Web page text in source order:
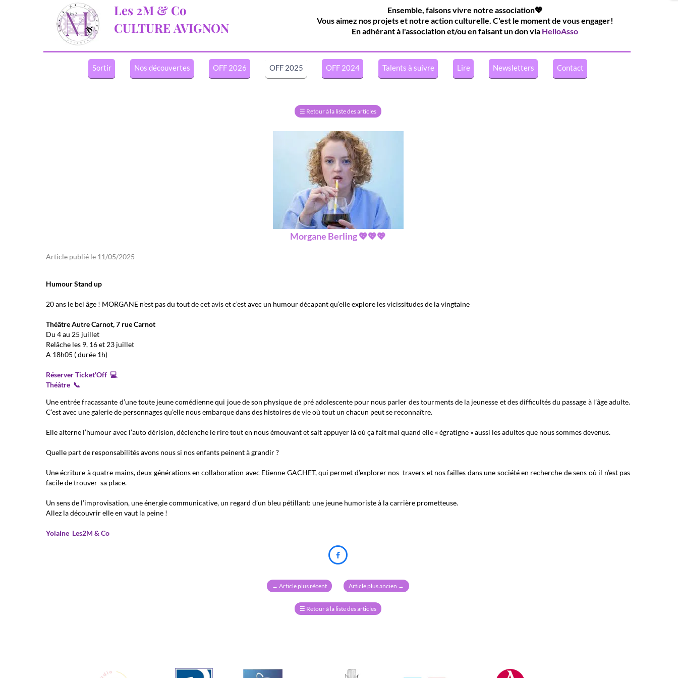
Sortir Nos découvertes OFF 2026 OFF 2025 OFF 2024 Talents à suivre Lire Newsletters Contact
Les 2M & Co
CULTURE AVIGNON
Ensemble, faisons vivre notre association💖
Vous aimez nos projets et notre action culturelle. C'est le moment de vous engager!
En adhérant à l'association et/ou en faisant un don via HelloAsso
☰ Retour à la liste des articles
Morgane Berling 💖💖💖
Article publié le 11/05/2025
Humour Stand up
20 ans le bel âge ! MORGANE n’est pas du tout de cet avis et c’est avec un humour décapant qu’elle explore les vicissitudes de la vingtaine
Théâtre Autre Carnot, 7 rue Carnot
Du 4 au 25 juillet
Relâche les 9, 16 et 23 juillet
A 18h05 ( durée 1h)
Réserver Ticket'Off 💻
Théâtre 📞
Une entrée fracassante d’une toute jeune comédienne qui joue de son physique de pré adolescente pour nous parler des tourments de la jeunesse et des difficultés du passage à l’âge adulte.
C’est avec une galerie de personnages qu’elle nous embarque dans des histoires de vie où tout un chacun peut se reconnaître.
Elle alterne l’humour avec l’auto dérision, déclenche le rire tout en nous émouvant et sait appuyer là où ça fait mal quand elle « égratigne » aussi les adultes que nous sommes devenus.
Quelle part de responsabilités avons nous si nos enfants peinent à grandir ?
Une écriture à quatre mains, deux générations en collaboration avec Etienne GACHET, qui permet d’explorer nos travers et nos failles dans une société en recherche de sens où il n’est pas
facile de trouver sa place.
Un sens de l’improvisation, une énergie communicative, un regard d’un bleu pétillant: une jeune humoriste à la carrière prometteuse.
Allez la découvrir elle en vaut la peine !
Yolaine Les2M & Co

← Article plus récent Article plus ancien →
☰ Retour à la liste des articles